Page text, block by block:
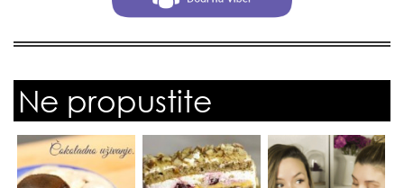
Ne propustite